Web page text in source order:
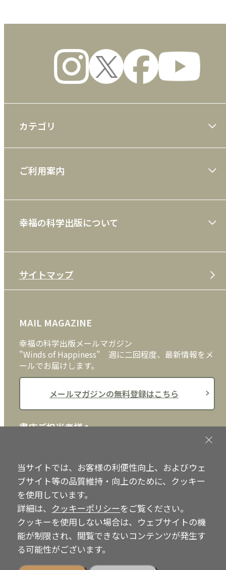
カテゴリ
雑誌
CD
DVD・ブルーレイ
外国語
ご利用案内
利用規約
特定商取引法
プライバシーポリシー
クッキーポリシー
幸福の科学出版について
メディア・ライブラリー
サイトマップ
MAIL MAGAZINE
幸福の科学出版メールマガジン
"Winds of Happiness" 週に二回程度、最新情報をメ
ールでお届けします。
メールマガジンの無料登録はこちら
書店ご担当者様へ
い。
書店ご担当者様へ
Copyright © IRH Press Co.,Ltd. All Rights Reserved.
当サイトでは、お客様の利便性向上、およびウェ
ブサイト等の品質維持・向上のために、クッキー
を使用しています。
詳細は、 クッキーポリシーをご覧ください。
クッキーを使用しない場合は、ウェブサイトの機
能が制限され、閲覧できないコンテンツが発生す
る可能性がございます。